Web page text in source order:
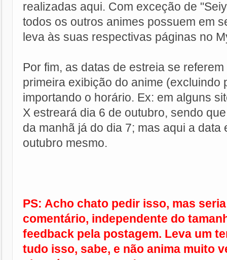
realizadas aqui. Com exceção de
todos os outros animes possuem em
leva às suas respectivas páginas no
Por fim, as datas de estreia se
primeira exibição do anime (excluindo
importando o horário. Ex: em alguns
X estreará dia 6 de outubro, sendo
da manhã já do dia 7; mas aqui a data
outubro mesmo.
PS: Acho chato pedir isso, mas
comentário, independente do
feedback pela postagem. Leva um
tudo isso, sabe, e não anima muito